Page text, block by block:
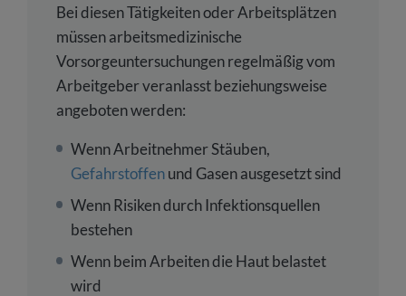
Bei diesen Tätigkeiten oder Arbeitsplätzen
müssen arbeitsmedizinische
Vorsorgeuntersuchungen regelmäßig vom
Arbeitgeber veranlasst beziehungsweise
angeboten werden:
Wenn Arbeitnehmer Stäuben,
Gefahrstoffenund Gasen ausgesetzt sind
Wenn Risiken durch Infektionsquellen
bestehen
Wenn beim Arbeiten die Haut belastet
wird